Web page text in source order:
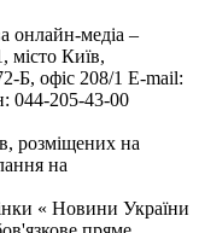
онлайн-медіа –
місто Київ,
офіс 208/1 E-mail:
044-205-43-00
розміщених на
на
« Новини України